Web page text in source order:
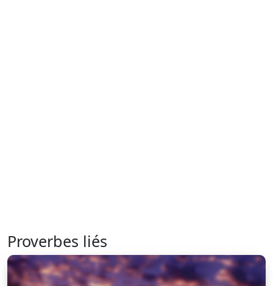
Proverbes liés